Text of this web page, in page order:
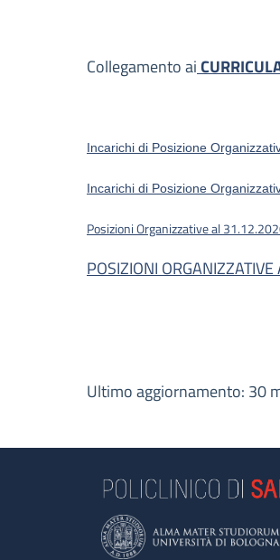
Collegamento ai
Incarichi di Posizione
Incarichi di Posizione
Posizioni Organizzative al
POSIZIONI
Ultimo aggiornamento: 30